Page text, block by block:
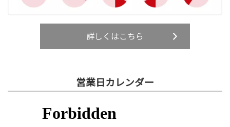
詳しくはこちら
営業日カレンダー